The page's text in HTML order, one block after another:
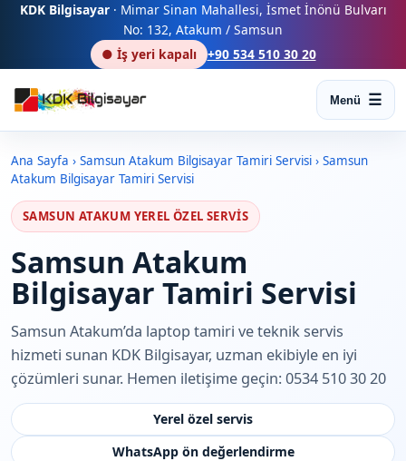
KDK Bilgisayar· Mimar Sinan Mahallesi, İsmet İnönü Bulvarı
No: 132, Atakum / Samsun
● İş yeri kapalı
+90 534 510 30 20
Menü
Ana Sayfa › Samsun Atakum Bilgisayar Tamiri Servisi › Samsun
Atakum Bilgisayar Tamiri Servisi
SAMSUN ATAKUM YEREL ÖZEL SERVIS
Samsun Atakum
Bilgisayar Tamiri Servisi
Samsun Atakum’da laptop tamiri ve teknik servis
hizmeti sunan KDK Bilgisayar, uzman ekibiyle en iyi
çözümleri sunar. Hemen iletişime geçin: 0534 510 30 20
Yerel özel servis
WhatsApp ön değerlendirme